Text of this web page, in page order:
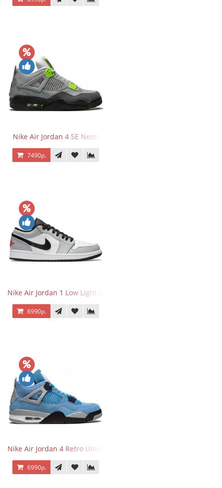
Nike Air Jordan 4 SE Neon
7490р.
Nike Air Jordan 1 Low Light Smoke Grey
6990р.
Nike Air Jordan 4 Retro University Blue
6990р.